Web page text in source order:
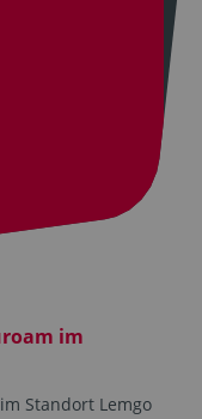
im
Standort Lemgo